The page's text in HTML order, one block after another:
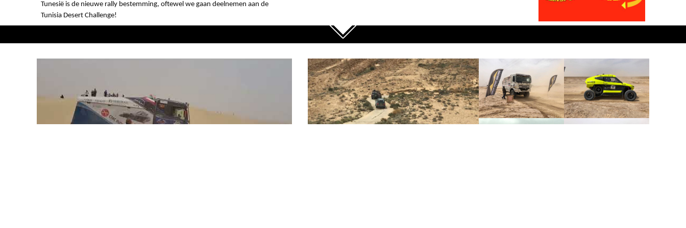
Tunesië is de nieuwe rally bestemming, oftewel we gaan deelnemen aan de
Tunisia Desert Challenge!